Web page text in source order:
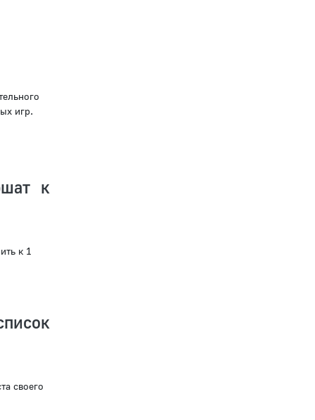
игр.
к
к 1
своего